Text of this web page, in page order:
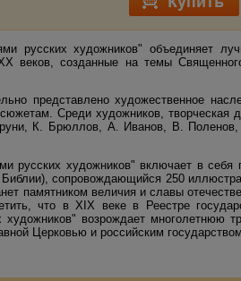
русских художников" объединяет
веков, созданные на темы
представлено художественное
сюжетам. Среди художников,
К. Брюллов, А. Иванов, В.
русских художников" включает в
сопровождающийся 250
памятником величия и славы
что в XIX веке в Реестре
художников" возрождает многолетнюю
Церковью и российским